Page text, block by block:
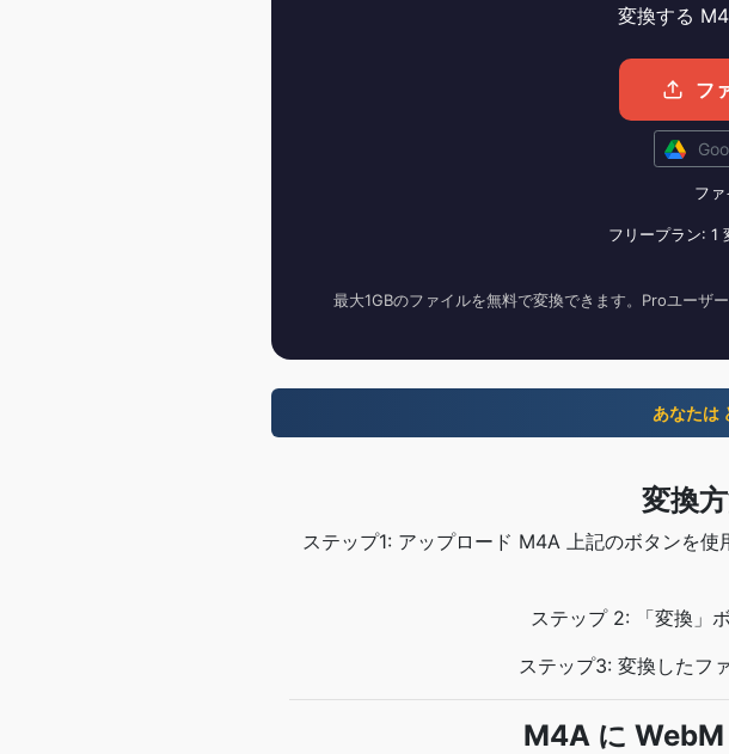
変換する
フ
フ
フリープラン: 1
最大1GBのファイルを無料で変換できます。Proユーザ
あなたは
変換
ステップ1: アップロード M4A 上記のボタンを
ステップ 2: 「変換」
ステップ3: 変換したフ
M4A に WebM